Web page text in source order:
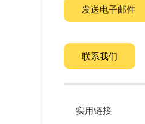
发送电子邮件
联系我们
实用链接